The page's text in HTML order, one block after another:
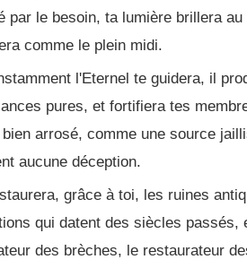
par le besoin, ta lumière brillera
comme le plein midi.
l'Eternel te guidera, il
pures, et fortifiera tes
bien arrosé, comme une source
aucune déception.
grâce à toi, les ruines
qui datent des siècles passés,
des brèches, le restaurateur